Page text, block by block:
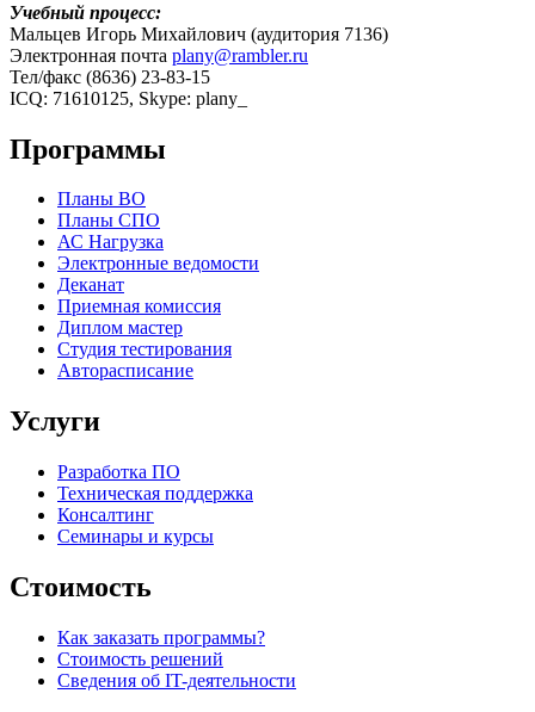
Учебный процесс:
Мальцев Игорь Михайлович (аудитория 7136)
Электронная почта plany@rambler.ru
Тел/факс (8636) 23-83-15
ICQ: 71610125, Skype: plany_
Программы
Планы ВО
Планы СПО
АС Нагрузка
Электронные ведомости
Деканат
Приемная комиссия
Диплом мастер
Студия тестирования
Авторасписание
Услуги
Разработка ПО
Техническая поддержка
Консалтинг
Семинары и курсы
Стоимость
Как заказать программы?
Стоимость решений
Сведения об IT-деятельности